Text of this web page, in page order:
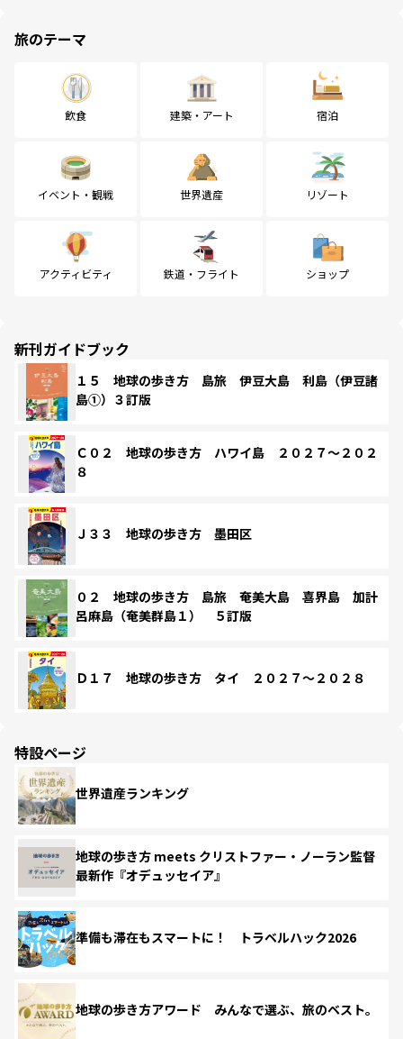
旅のテーマ
飲食 建築・アート 宿泊
イベント・観戦 世界遺産 リゾート
アクティビティ 鉄道・フライト ショップ
新刊ガイドブック
１５ 地球の歩き方 島旅 伊豆大島 利島（伊豆諸
島①）３訂版
Ｃ０２ 地球の歩き方 ハワイ島 ２０２７～２０２
８
Ｊ３３ 地球の歩き方 墨田区
０２ 地球の歩き方 島旅 奄美大島 喜界島 加計
呂麻島（奄美群島１） ５訂版
Ｄ１７ 地球の歩き方 タイ ２０２７～２０２８
特設ページ
世界遺産ランキング
地球の歩き方 meets クリストファー・ノーラン監督
最新作『オデュッセイア』
準備も滞在もスマートに！ トラベルハック2026
地球の歩き方アワード みんなで選ぶ、旅のベスト。